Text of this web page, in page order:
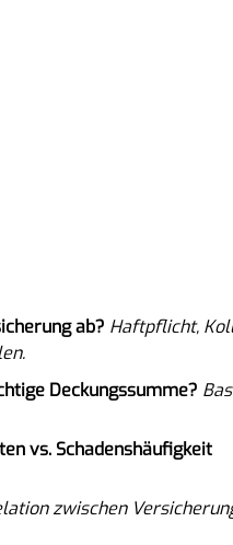
ab? Haftpflicht,
Deckungssumme?
vs. Schadenshäufigkeit
zwischen